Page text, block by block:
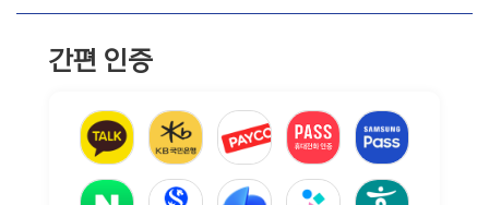
간편 인증